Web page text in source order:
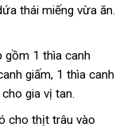
thái miếng vừa ăn.
gồm 1 thìa canh
giấm, 1 thìa canh
gia vị tan.
cho thịt trâu vào